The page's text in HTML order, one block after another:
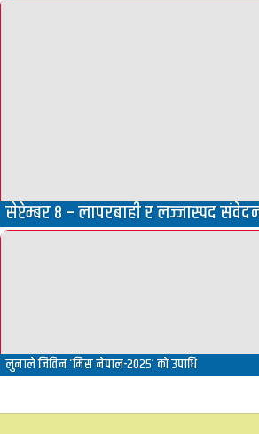
सेप्टेम्बर ८ – लापरबाही र लज्जास्पद
लुनाले जितिन ‘मिस नेपाल-२०२५’ को उपाधि